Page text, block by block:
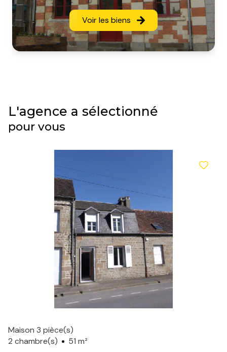
Voir les biens
L'agence a sélectionné
pour vous
Maison 3 pièce(s)
2 chambre(s)
51 m²